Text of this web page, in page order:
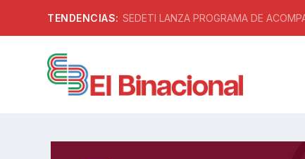
TENDENCIAS: SEDETI LANZA PROGRAMA DE